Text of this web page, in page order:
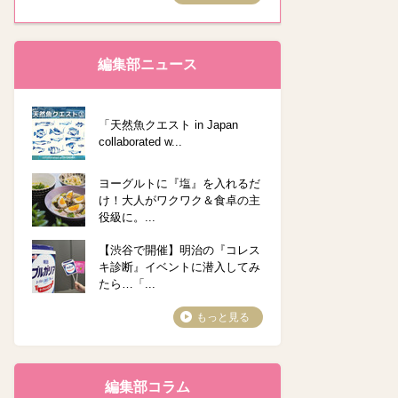
編集部ニュース
「天然魚クエスト in Japan
collaborated w...
ヨーグルトに『塩』を入れるだ
け！大人がワクワク＆食卓の主
役級に。...
【渋谷で開催】明治の『コレス
キ診断』イベントに潜入してみ
たら…「...
もっと見る
編集部コラム